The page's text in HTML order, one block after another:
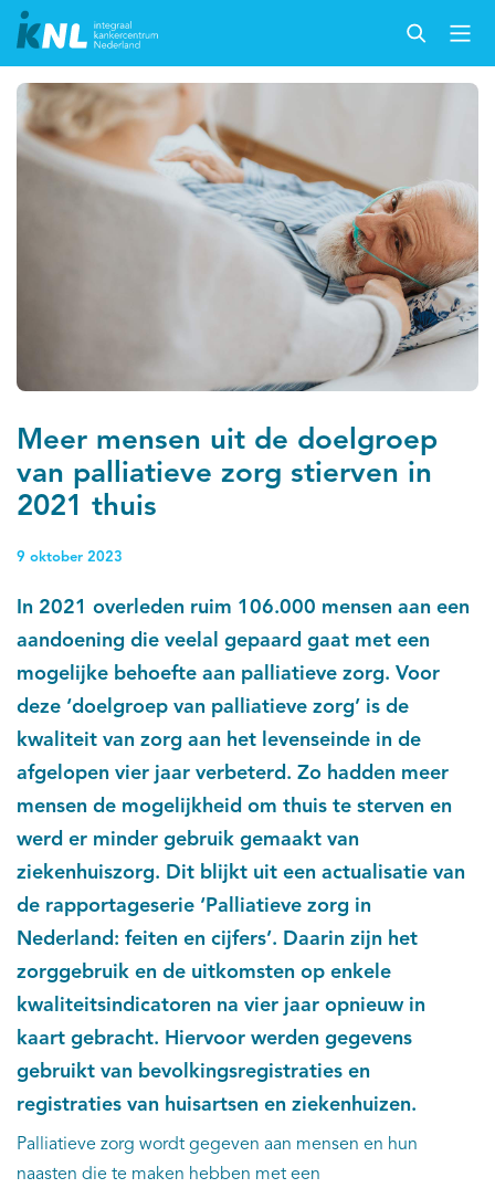
Meer mensen uit de doelgroep
van palliatieve zorg stierven in
2021 thuis
9 oktober 2023
In 2021 overleden ruim 106.000 mensen aan een
aandoening die veelal gepaard gaat met een
mogelijke behoefte aan palliatieve zorg. Voor
deze ‘doelgroep van palliatieve zorg’ is de
kwaliteit van zorg aan het levenseinde in de
afgelopen vier jaar verbeterd. Zo hadden meer
mensen de mogelijkheid om thuis te sterven en
werd er minder gebruik gemaakt van
ziekenhuiszorg. Dit blijkt uit een actualisatie van
de rapportageserie ‘Palliatieve zorg in
Nederland: feiten en cijfers’. Daarin zijn het
zorggebruik en de uitkomsten op enkele
kwaliteitsindicatoren na vier jaar opnieuw in
kaart gebracht. Hiervoor werden gegevens
gebruikt van bevolkingsregistraties en
registraties van huisartsen en ziekenhuizen.
Palliatieve zorg wordt gegeven aan mensen en hun
naasten die te maken hebben met een